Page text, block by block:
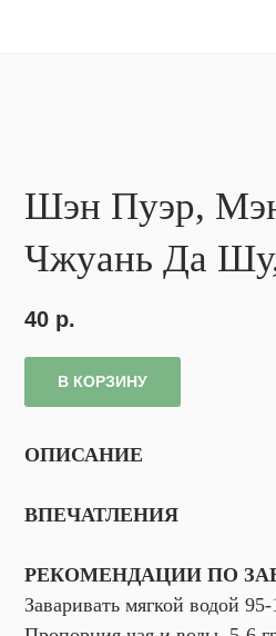
Шэн Пуэр,
Чжуань Да
40 р.
В КОРЗИНУ
ОПИСАНИЕ
ВПЕЧАТЛЕНИЯ
РЕКОМЕНДАЦИИ ПО
Заваривать мягкой водой